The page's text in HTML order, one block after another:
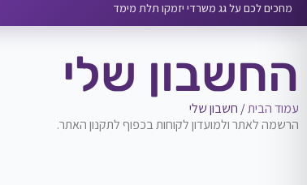
מחכים לכם על גג משרדי יזמקו תלת מימד
החשבון שלי
עמוד הבית/ חשבון שלי
הרשמה לאתר ולמועדון לקוחות בכפוף לתקנון האתר.